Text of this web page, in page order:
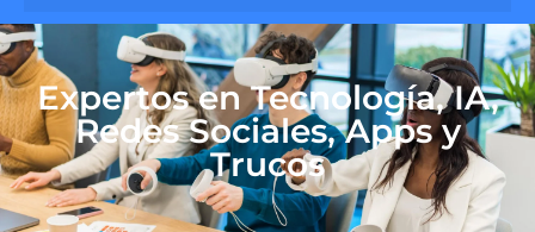
Expertos en Tecnología, IA,
Redes Sociales, Apps y
Trucos